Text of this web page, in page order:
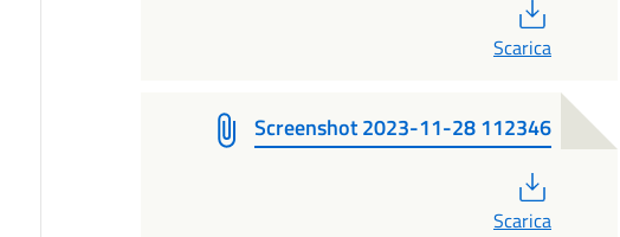
Scarica
Screenshot 2023-11-28 112346
Scarica